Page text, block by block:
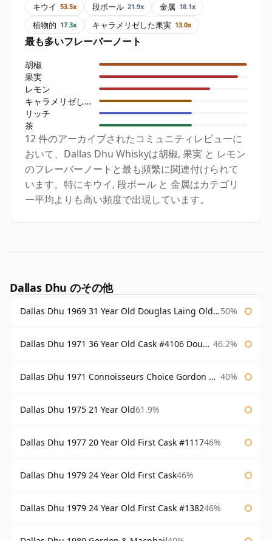
キウイ 53.5x 段ボール 21.9x 金属 18.1x
植物的 17.3x キャラメリゼした果実 13.0x
最も多いフレーバーノート
胡椒
果実
レモン
キャラメリゼした果実
リッチ
茶
12 件のアーカイブされたコミュニティレビューに
おいて、Dallas Dhu Whiskyは胡椒, 果実 と レモン
のフレーバーノートと最も頻繁に関連付けられて
います。特にキウイ, 段ボール と 金属はカテゴリ
ー平均よりも高い頻度で出現しています。
Dallas Dhu のその他
Dallas Dhu 1969 31 Year Old Douglas Laing Old Malt Cask 50%
Dallas Dhu 1971 36 Year Old Cask #4106 Douglas Laing Old Malt Cask 46.2%
Dallas Dhu 1971 Connoisseurs Choice Gordon & Macphail 40%
Dallas Dhu 1975 21 Year Old61.9%
Dallas Dhu 1977 20 Year Old First Cask #111746%
Dallas Dhu 1979 24 Year Old First Cask46%
Dallas Dhu 1979 24 Year Old First Cask #138246%